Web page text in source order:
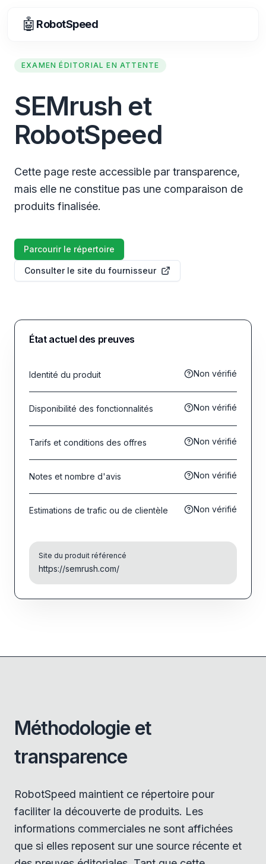
🤖 RobotSpeed
EXAMEN ÉDITORIAL EN ATTENTE
SEMrush et
RobotSpeed
Cette page reste accessible par transparence,
mais elle ne constitue pas une comparaison de
produits finalisée.
Parcourir le répertoire
Consulter le site du fournisseur
État actuel des preuves
Identité du produit Non vérifié
Disponibilité des fonctionnalités Non vérifié
Tarifs et conditions des offres Non vérifié
Notes et nombre d'avis Non vérifié
Estimations de trafic ou de clientèle Non vérifié
Site du produit référencé
https://semrush.com/
Méthodologie et
transparence
RobotSpeed maintient ce répertoire pour
faciliter la découverte de produits. Les
informations commerciales ne sont affichées
que si elles reposent sur une source récente et